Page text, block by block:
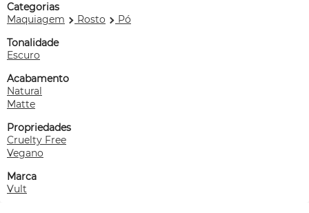
Categorias
Maquiagem
Rosto
Pó
Tonalidade
Escuro
Acabamento
Natural
Matte
Propriedades
Cruelty Free
Vegano
Marca
Vult